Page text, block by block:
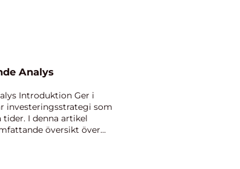
Analys
Introduktion Ger i
investeringsstrategi som
I denna artikel
översikt över